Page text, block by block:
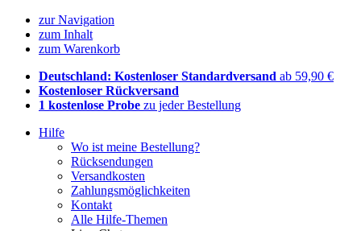
zur Navigation
zum Inhalt
zum Warenkorb
Deutschland: Kostenloser Standardversand ab 59,90 €
Kostenloser Rückversand
1 kostenlose Probe zu jeder Bestellung
Hilfe
Wo ist meine Bestellung?
Rücksendungen
Versandkosten
Zahlungsmöglichkeiten
Kontakt
Alle Hilfe-Themen